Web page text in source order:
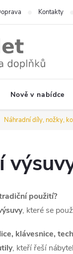
Kontakty
Nově v nabídce
Náhradní díly, nožky,
použití?
, které se
klávesnice,
, kteří řeší